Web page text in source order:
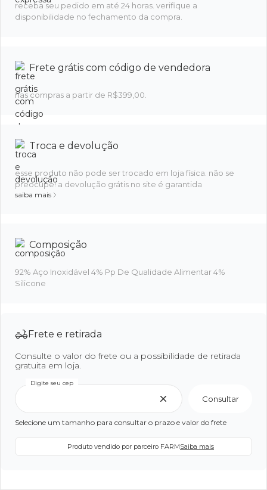
receba seu pedido em até 24 horas. verifique a
disponibilidade no fechamento da compra.
Frete grátis com código de vendedora
nas compras a partir de R$399,00.
Troca e devolução
esse produto não pode ser trocado em loja física. não se
preocupe! a devolução grátis no site é garantida
saiba mais
Composição
92% Aço Inoxidável 4% Pp De Qualidade Alimentar 4%
Silicone
Frete e retirada
Consulte o valor do frete ou a possibilidade de retirada
gratuita em loja.
Digite seu cep
Consultar
Selecione um tamanho para consultar o prazo e valor do frete
Produto vendido por parceiro FARMSaiba mais